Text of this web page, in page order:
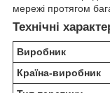
мережі протягом
Технічні
Виробник
Країна-виробник